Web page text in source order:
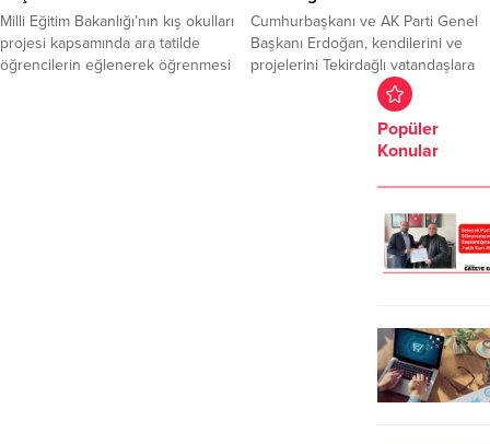
sosyal medyadan terör
propagandası yaptığı iddia edilen
E.B. Ö.K ve...
Milli Eğitim Bakanlığı’nın kış okulları
projesi kapsamında ara tatilde
öğrencilerin eğlenerek öğrenmesi
Cumhurbaşkanı ve AK Parti Genel
Başkanı Erdoğan, kendilerini ve
projelerini Tekirdağlı vatandaşlara
tam olarak anlatamadıklarını,
Tekirdağ’ı ikna etmeye yetersiz
kaldıklarını söyledi. Eksikliklerini 31
Mart Mahalli İdareler Seçimleri’nde
önümüzde 50 gün var. Bu 50 günü
çok iyi değerlendirmemiz lazım.
Hata varsa düzeltecek, sıkıntı
Popüler
Konular